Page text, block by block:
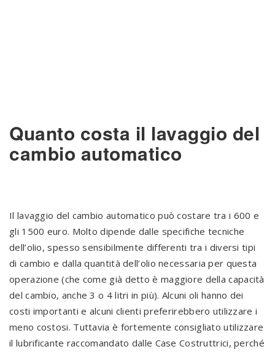
Quanto costa il lavaggio del
cambio automatico
Il lavaggio del cambio automatico può costare tra i 600 e
gli 1500 euro. Molto dipende dalle specifiche tecniche
dell’olio, spesso sensibilmente differenti tra i diversi tipi
di cambio e dalla quantità dell’olio necessaria per questa
operazione (che come già detto è maggiore della capacità
del cambio, anche 3 o 4 litri in più). Alcuni oli hanno dei
costi importanti e alcuni clienti preferirebbero utilizzare i
meno costosi. Tuttavia è fortemente consigliato utilizzare
il lubrificante raccomandato dalle Case Costruttrici, perché